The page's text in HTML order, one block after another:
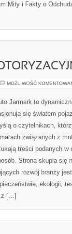
Mity i Fakty o
MOŻLIWOŚĆ
Jarmark to
się światem
o czytelnikach,
związanych z
treści podanych w
Strona skupia się
rozwój branży
ekologii,
z […]